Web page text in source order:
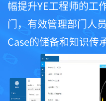
幅提升YE工程师的工
门，有效管理部门人
Case的储备和知识传